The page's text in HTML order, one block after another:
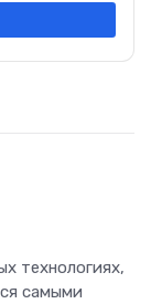
технологиях,
самыми